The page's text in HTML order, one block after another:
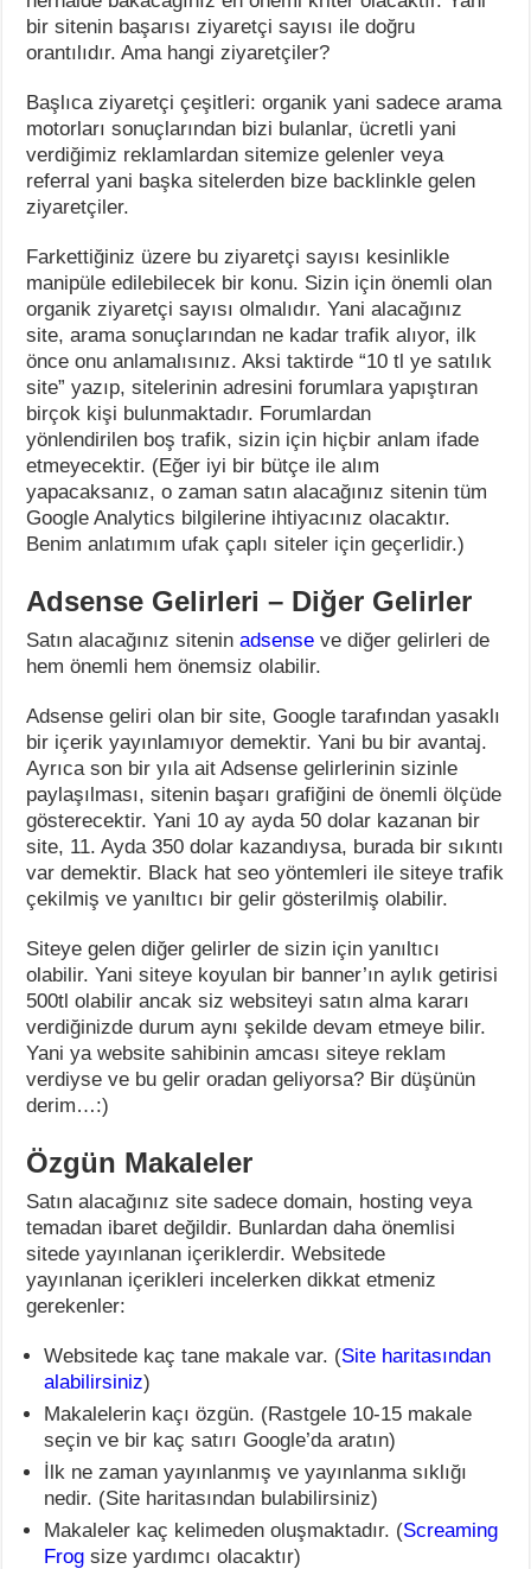
bir sitenin başarısı ziyaretçi sayısı ile doğru
orantılıdır. Ama hangi ziyaretçiler?
Başlıca ziyaretçi çeşitleri: organik yani sadece arama
motorları sonuçlarından bizi bulanlar, ücretli yani
verdiğimiz reklamlardan sitemize gelenler veya
referral yani başka sitelerden bize backlinkle gelen
ziyaretçiler.
Farkettiğiniz üzere bu ziyaretçi sayısı kesinlikle
manipüle edilebilecek bir konu. Sizin için önemli olan
organik ziyaretçi sayısı olmalıdır. Yani alacağınız
site, arama sonuçlarından ne kadar trafik alıyor, ilk
önce onu anlamalısınız. Aksi taktirde “10 tl ye satılık
site” yazıp, sitelerinin adresini forumlara yapıştıran
birçok kişi bulunmaktadır. Forumlardan
yönlendirilen boş trafik, sizin için hiçbir anlam ifade
etmeyecektir. (Eğer iyi bir bütçe ile alım
yapacaksanız, o zaman satın alacağınız sitenin tüm
Google Analytics bilgilerine ihtiyacınız olacaktır.
Benim anlatımım ufak çaplı siteler için geçerlidir.)
Adsense Gelirleri – Diğer Gelirler
Satın alacağınız siteninadsense ve diğer gelirleri de
hem önemli hem önemsiz olabilir.
Adsense geliri olan bir site, Google tarafından yasaklı
bir içerik yayınlamıyor demektir. Yani bu bir avantaj.
Ayrıca son bir yıla ait Adsense gelirlerinin sizinle
paylaşılması, sitenin başarı grafiğini de önemli ölçüde
gösterecektir. Yani 10 ay ayda 50 dolar kazanan bir
site, 11. Ayda 350 dolar kazandıysa, burada bir sıkıntı
var demektir. Black hat seo yöntemleri ile siteye trafik
çekilmiş ve yanıltıcı bir gelir gösterilmiş olabilir.
Siteye gelen diğer gelirler de sizin için yanıltıcı
olabilir. Yani siteye koyulan bir banner’ın aylık getirisi
500tl olabilir ancak siz websiteyi satın alma kararı
verdiğinizde durum aynı şekilde devam etmeye bilir.
Yani ya website sahibinin amcası siteye reklam
verdiyse ve bu gelir oradan geliyorsa? Bir düşünün
derim…:)
Özgün Makaleler
Satın alacağınız site sadece domain, hosting veya
temadan ibaret değildir. Bunlardan daha önemlisi
sitede yayınlanan içeriklerdir. Websitede
yayınlanan içerikleri incelerken dikkat etmeniz
gerekenler:
Websitede kaç tane makale var. (Site haritasından
alabilirsiniz)
Makalelerin kaçı özgün. (Rastgele 10-15 makale
seçin ve bir kaç satırı Google’da aratın)
İlk ne zaman yayınlanmış ve yayınlanma sıklığı
nedir. (Site haritasından bulabilirsiniz)
Makaleler kaç kelimeden oluşmaktadır. (Screaming
Frog size yardımcı olacaktır)